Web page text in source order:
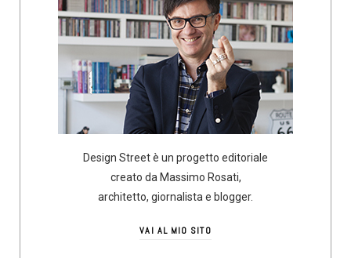
Design Street è un progetto editoriale
creato da Massimo Rosati,
architetto, giornalista e blogger.
VAI AL MIO SITO